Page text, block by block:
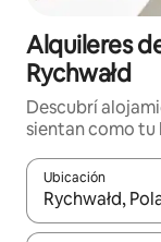
Alquileres
Rychwałd
Descubrí
sientan como tu
Ubicación
Cuando los